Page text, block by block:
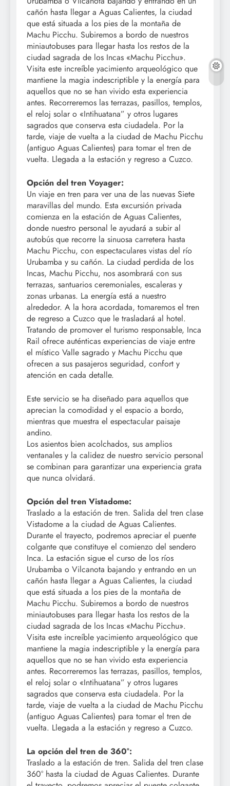
cañón hasta llegar a Aguas Calientes, la ciudad
que está situada a los pies de la montaña de
Machu Picchu. Subiremos a bordo de nuestros
miniautobuses para llegar hasta los restos de la
ciudad sagrada de los Incas «Machu Picchu».
Visita este increíble yacimiento arqueológico que
mantiene la magia indescriptible y la energía para
aquellos que no se han vivido esta experiencia
antes. Recorreremos las terrazas, pasillos, templos,
el reloj solar o «Intihuatana” y otros lugares
sagrados que conserva esta ciudadela. Por la
tarde, viaje de vuelta a la ciudad de Machu Picchu
(antiguo Aguas Calientes) para tomar el tren de
vuelta. Llegada a la estación y regreso a Cuzco.
Opción del tren Voyager:
Un viaje en tren para ver una de las nuevas Siete
maravillas del mundo. Esta excursión privada
comienza en la estación de Aguas Calientes,
donde nuestro personal le ayudará a subir al
autobús que recorre la sinuosa carretera hasta
Machu Picchu, con espectaculares vistas del río
Urubamba y su cañón. La ciudad perdida de los
Incas, Machu Picchu, nos asombrará con sus
terrazas, santuarios ceremoniales, escaleras y
zonas urbanas. La energía está a nuestro
alrededor. A la hora acordada, tomaremos el tren
de regreso a Cuzco que le trasladará al hotel.
Tratando de promover el turismo responsable, Inca
Rail ofrece auténticas experiencias de viaje entre
el místico Valle sagrado y Machu Picchu que
ofrecen a sus pasajeros seguridad, confort y
atención en cada detalle.
Este servicio se ha diseñado para aquellos que
aprecian la comodidad y el espacio a bordo,
mientras que muestra el espectacular paisaje
andino.
Los asientos bien acolchados, sus amplios
ventanales y la calidez de nuestro servicio personal
se combinan para garantizar una experiencia grata
que nunca olvidará.
Opción del tren Vistadome:
Traslado a la estación de tren. Salida del tren clase
Vistadome a la ciudad de Aguas Calientes.
Durante el trayecto, podremos apreciar el puente
colgante que constituye el comienzo del sendero
Inca. La estación sigue el curso de los ríos
Urubamba o Vilcanota bajando y entrando en un
cañón hasta llegar a Aguas Calientes, la ciudad
que está situada a los pies de la montaña de
Machu Picchu. Subiremos a bordo de nuestros
miniautobuses para llegar hasta los restos de la
ciudad sagrada de los Incas «Machu Picchu».
Visita este increíble yacimiento arqueológico que
mantiene la magia indescriptible y la energía para
aquellos que no se han vivido esta experiencia
antes. Recorreremos las terrazas, pasillos, templos,
el reloj solar o «Intihuatana” y otros lugares
sagrados que conserva esta ciudadela. Por la
tarde, viaje de vuelta a la ciudad de Machu Picchu
(antiguo Aguas Calientes) para tomar el tren de
vuelta. Llegada a la estación y regreso a Cuzco.
La opción del tren de 360°:
Traslado a la estación de tren. Salida del tren clase
360° hasta la ciudad de Aguas Calientes. Durante